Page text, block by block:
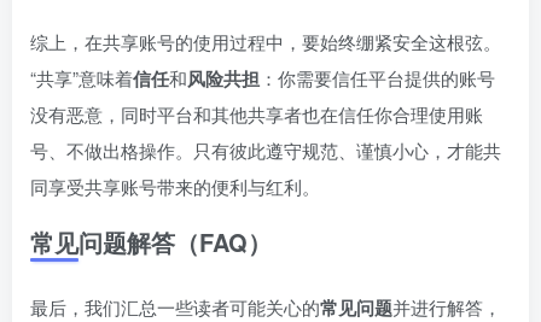
综上，在共享账号的使用过程中，要始终绷紧安全这根弦。
“共享”意味着信任和风险共担 ：你需要信任平台提供的账号
没有恶意，同时平台和其他共享者也在信任你合理使用账
号、不做出格操作。只有彼此遵守规范、谨慎小心，才能共
同享受共享账号带来的便利与红利。
常见问题解答（FAQ）
最后，我们汇总一些读者可能关心的常见问题并进行解答，